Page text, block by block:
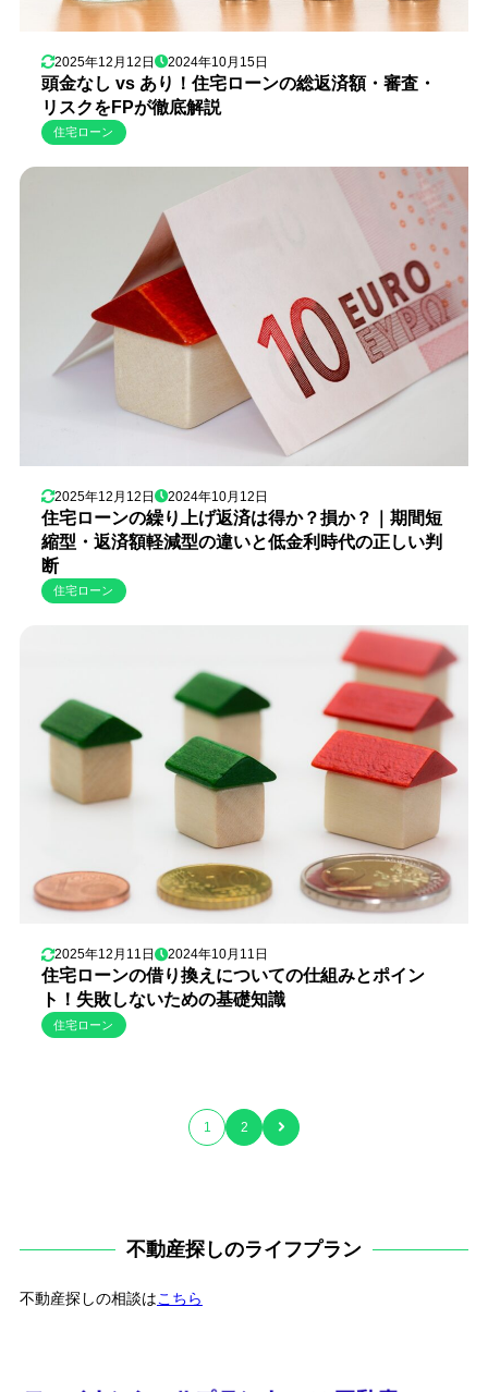
2025年12月12日 2024年10月15日
頭金なし vs あり！住宅ローンの総返済額・審査・
リスクをFPが徹底解説
住宅ローン
2025年12月12日 2024年10月12日
住宅ローンの繰り上げ返済は得か？損か？｜期間短
縮型・返済額軽減型の違いと低金利時代の正しい判
断
住宅ローン
2025年12月11日 2024年10月11日
住宅ローンの借り換えについての仕組みとポイン
ト！失敗しないための基礎知識
住宅ローン
1 2
不動産探しのライフプラン
不動産探しの相談はこちら